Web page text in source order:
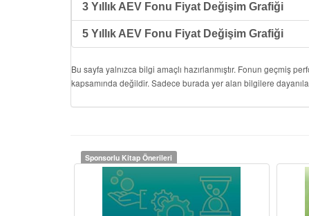
3 Yıllık AEV Fonu Fiyat Değişim Grafiği
5 Yıllık AEV Fonu Fiyat Değişim Grafiği
Bu sayfa yalnızca bilgi amaçlı hazırlanmıştır. Fonun geçmiş
kapsamında değildir. Sadece burada yer alan bilgilere
Sponsorlu Kitap Önerileri